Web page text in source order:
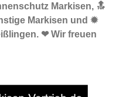
Markisen, 🔝
Markisen und ✹
❤ Wir freuen